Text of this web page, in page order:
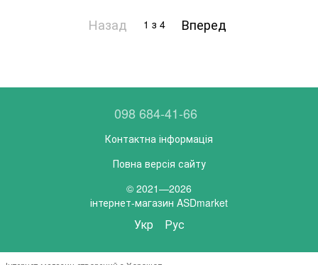
Назад 1 з 4 Вперед
098 684-41-66
Контактна інформація
Повна версія сайту
© 2021—2026
інтернет-магазин ASDmarket
Укр Рус